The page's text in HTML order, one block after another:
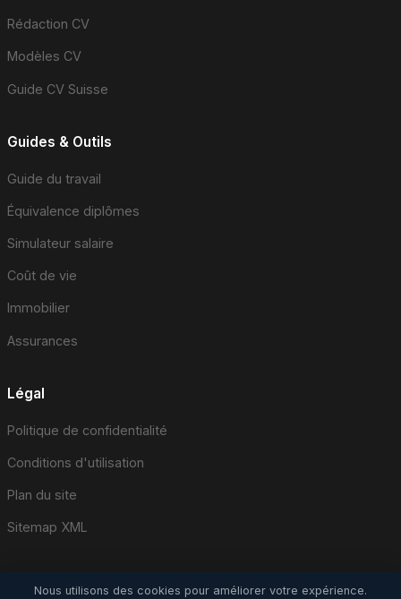
Rédaction CV
Modèles CV
Guide CV Suisse
Guides & Outils
Guide du travail
Équivalence diplômes
Simulateur salaire
Coût de vie
Immobilier
Assurances
Légal
Politique de confidentialité
Conditions d'utilisation
Plan du site
Sitemap XML
Nous utilisons des cookies pour améliorer votre expérience.